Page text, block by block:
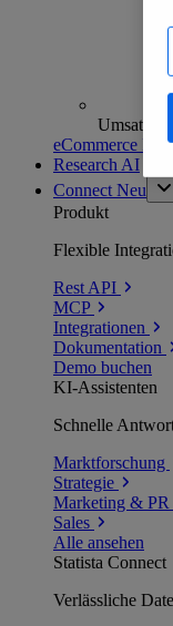
eCommerce
Research AI
Connect Neu
Produkt
Flexible
Rest API
MCP
Integrationen
Dokumentation
Demo buchen
KI-Assistenten
Schnelle
Marktforschung
Strategie
Marketing & PR
Sales
Alle ansehen
Statista Connect
Verlässliche